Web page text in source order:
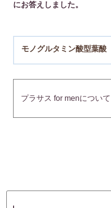
にお答えしました。
モノグルタミン酸型葉酸
プラサス for menについて